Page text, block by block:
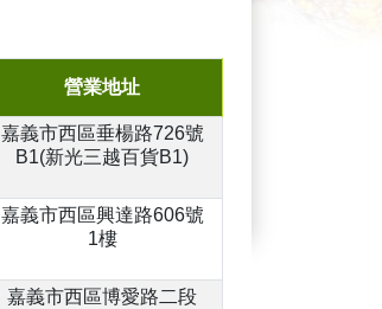
營業地址
嘉義市西區垂楊路726號
B1(新光三越百貨B1)
嘉義市西區興達路606號
1樓
嘉義市西區博愛路二段